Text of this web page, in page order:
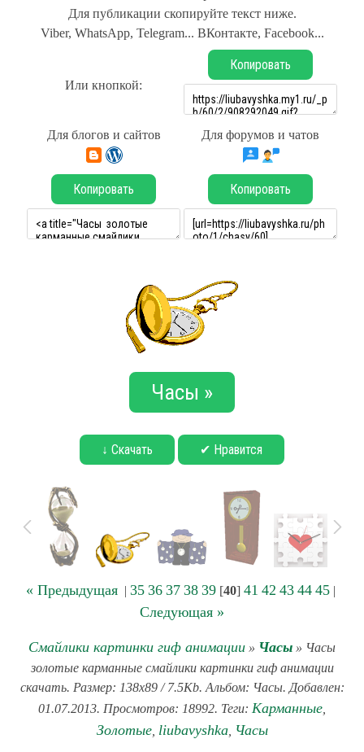
Для публикации скопируйте текст ниже.
Viber, WhatsApp, Telegram... ВКонтакте, Facebook...
Или кнопкой:
Копировать
Для блогов и сайтов Для форумов и чатов
Копировать Копировать
Часы »
↓ Скачать ✔ Нравится
« Предыдущая| 35 36 37 38 39[40] 41 42 43 44 45|
Следующая »
Смайлики картинки гиф анимации » Часы » Часы
золотые карманные смайлики картинки гиф анимации
скачать. Размер: 138x89 / 7.5Kb. Альбом: Часы. Добавлен:
01.07.2013. Просмотров: 18992. Теги: Карманные
Золотые, liubavyshka, Часы